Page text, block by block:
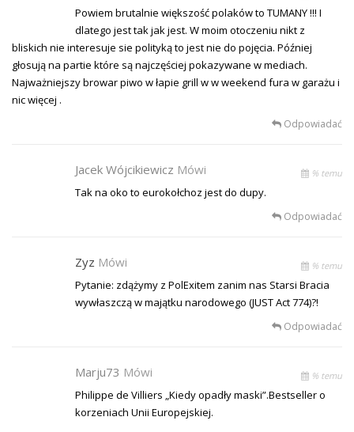
Powiem brutalnie większość polaków to TUMANY !!! I
dlatego jest tak jak jest. W moim otoczeniu nikt z
bliskich nie interesuje sie polityką to jest nie do pojęcia. Później
głosują na partie które są najczęściej pokazywane w mediach.
Najważniejszy browar piwo w łapie grill w w weekend fura w garażu i
nic więcej .
Odpowiadać
Jacek Wójcikiewicz Mówi % temu
Tak na oko to eurokołchoz jest do dupy.
Odpowiadać
Zyz Mówi % temu
Pytanie: zdążymy z PolExitem zanim nas Starsi Bracia
wywłaszczą w majątku narodowego (JUST Act 774)?!
Odpowiadać
Marju73 Mówi % temu
Philippe de Villiers „Kiedy opadły maski”.Bestseller o
korzeniach Unii Europejskiej.